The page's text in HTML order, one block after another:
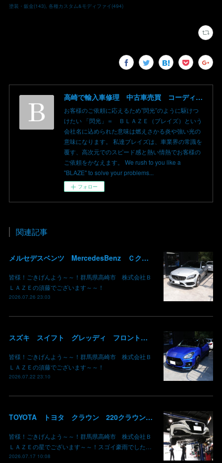
塗装・鈑金(143) 各種カスタム&モディファイ (494)
高崎で輸入車修理 中古車売買 コーディングならBLAZE（ブレイズ）へ│BLAZE Total Car Support & Modify in Takasaki Gunma
お客様のご依頼に応えるため”閃光”のように駆けつ
けたい 「閃光」＝ ＢＬＡＺＥ（ブレイズ）という
会社名に込められた意味は燃えさかる炎や強い光の
意味になります。 私達ブレイズは、車業界の常識を
覆す、高次元でのスピード感と熱い情熱でお客様の
ご依頼をかなえます。 We rush to you like a
"BLAZE" to solve your problems...
フォロー
関連記事
メルセデスベンツ MercedesBenz Ｃクラス バッテリー サブバッテリー 交換 パナメリカーナグリル化 コマンドシステム SSD化 群馬 高崎
皆様！ごきげんよう～～！群馬県高崎市 株式会社Ｂ
ＬＡＺＥの須藤でございます～～！
2026.07.26 23:03
スズキ スイフト グレッディ フロントリップスポイラー リアウイング 塗装 カーボン クリア 持込み部品 取り付け 群馬 高崎
皆様！ごきげんよう～～！群馬県高崎市 株式会社Ｂ
ＬＡＺＥの須藤でございます～～！
2026.07.22 23:10
TOYOTA トヨタ クラウン 220クラウン 持ち込みマフラー交換 群馬県高崎市 株式会社BLAZE
皆様！ごきげんよう～～！群馬県高崎市 株式会社Ｂ
ＬＡＺＥの星でございます～～！スゴイ豪雨でした…
2026.07.17 10:08